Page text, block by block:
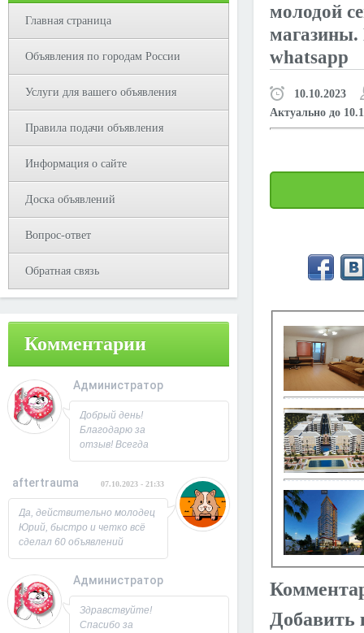
Главная страница
Объявления по городам России
Услуги для вашего объявления
Правила подачи объявления
Информация о сайте
Доска объявлений
Вопрос-ответ
Обратная связь
Комментарии
Администратор
08.10.2023 - 09:31
Добрый день!
Благодарю за
отзыв! Всегда
рад
С Уважением,
aftertrauma 07.10.2023 - 21:33
Да, действительно молодец
Юрий, быстро и четко всё
сделал 60 объявлений
разместил, всё работает,
страницы выросла в 2 раза
спасибо! Буду ещё
заказывать, советую!
Администратор
26.09.2023 - 07:33
Здравствуйте!
Спасибо за
молодой
магазины.
whatsapp
10.10.2023
Актуально до
Добавить